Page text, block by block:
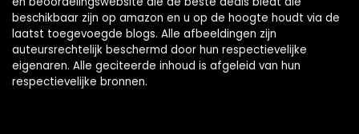
beschikbaar zijn op amazon en u op de hoogte houdt via de
laatst toegevoegde blogs. Alle afbeeldingen zijn
auteursrechtelijk beschermd door hun respectievelijke
eigenaren. Alle geciteerde inhoud is afgeleid van hun
respectievelijke bronnen.